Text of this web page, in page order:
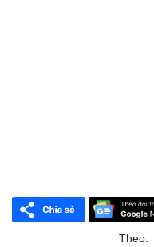
Theo: